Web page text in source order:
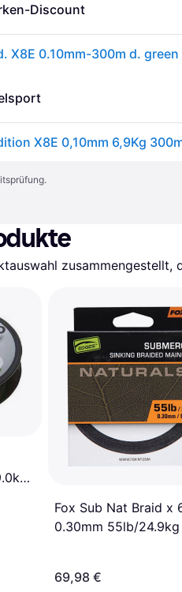
Discount
zusammengestellt,
Fox Sub Nat Braid x
0.30mm 55lb/24.9kg
69,98 €